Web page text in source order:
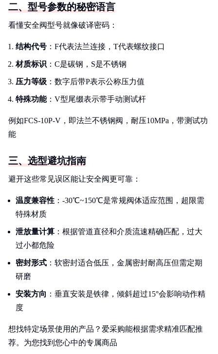
二、型号参数的秘密语言
看懂安全阀型号就像破译密码：
结构代号 ：F代表法兰连接，T代表螺纹接口
材质标识 ：C是碳钢，S是不锈钢
压力等级 ：数字后带P表示公称压力值
特殊功能：V型尾缀表示带手动测试杆
例如FCS-10P-V，即法兰不锈钢阀，耐压10MPa，带测试功
能
三、选型避坑指南
避开这些常见误区能让安全阀更可靠：
温度兼容性 ：-30℃~150℃是常规阀体适应范围，超限需
特殊材质
泄放量计算 ：根据管道直径和介质流速精确匹配，过大
过小都危险
密封形式 ：软密封适合低压，金属密封耐高压但需定期
研磨
安装方向 ：垂直安装是铁律，倾斜超过15°会影响动作精
度
想找特定场景使用的产品？爱采购能根据需求精准匹配推
荐。为您找到您心中的专属商品